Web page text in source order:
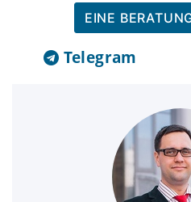
EINE
Telegram